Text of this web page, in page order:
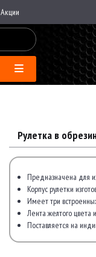
Акции
Рулетка в
Предназначена для
Корпус рулетки
Имеет три
Лента желтого
Поставляется на